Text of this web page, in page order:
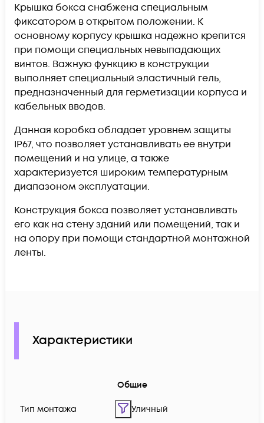
Крышка бокса снабжена специальным
фиксатором в открытом положении. К
основному корпусу крышка надежно крепится
при помощи специальных невыпадающих
винтов. Важную функцию в конструкции
выполняет специальный эластичный гель,
предназначенный для герметизации корпуса и
кабельных вводов.
Данная коробка обладает уровнем защиты
IP67, что позволяет устанавливать ее внутри
помещений и на улице, а также
характеризуется широким температурным
диапазоном эксплуатации.
Конструкция бокса позволяет устанавливать
его как на стену зданий или помещений, так и
на опору при помощи стандартной монтажной
ленты.
Характеристики
Общие
Тип монтажа Уличный